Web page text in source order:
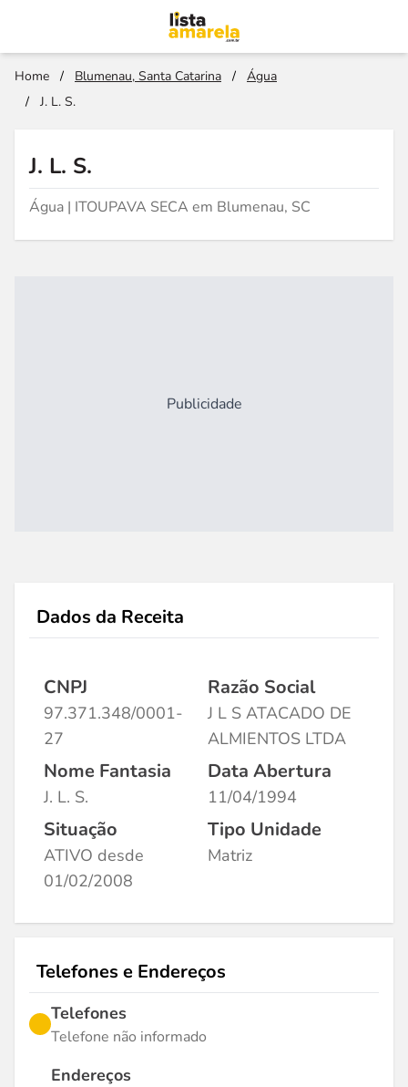
Home / Blumenau, Santa Catarina /
Água
/
J. L. S.
J. L. S.
Água | ITOUPAVA SECA em Blumenau, SC
Publicidade
Dados da Receita
CNPJ
97.371.348/0001-
27
Razão Social
J L S ATACADO DE
ALMIENTOS LTDA
Nome Fantasia
J. L. S.
Data Abertura
11/04/1994
Situação
ATIVO desde
01/02/2008
Tipo Unidade
Matriz
Telefones e Endereços
Telefones
Telefone não informado
Endereços